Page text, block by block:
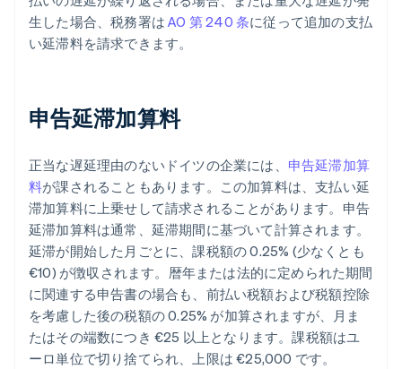
生した場合、税務署はAO 第 240 条に従って追加の支払
い延滞料を請求できます。
申告延滞加算料
正当な遅延理由のないドイツの企業には、 申告延滞加算
料が課されることもあります。この加算料は、支払い延
滞加算料に上乗せして請求されることがあります。申告
延滞加算料は通常、延滞期間に基づいて計算されます。
延滞が開始した月ごとに、課税額の 0.25% (少なくとも
€10) が徴収されます。暦年または法的に定められた期間
に関連する申告書の場合も、前払い税額および税額控除
を考慮した後の税額の 0.25% が加算されますが、月ま
たはその端数につき €25 以上となります。課税額はユ
ーロ単位で切り捨てられ、上限は €25,000 です。